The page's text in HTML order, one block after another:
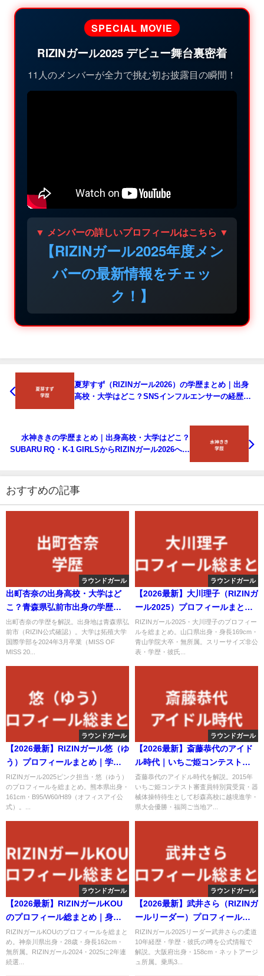
SPECIAL MOVIE
RIZINガール2025 デビュー舞台裏密着
11人のメンバーが全力で挑む初お披露目の瞬間！
▼ メンバーの詳しいプロフィールはこちら ▼
【RIZINガール2025年度メン
バーの最新情報をチェッ
ク！】
夏芽すず（RIZINガール2026）の学歴まとめ｜出身
高校・大学はどこ？SNSインフルエンサーの経歴を
水神ききの学歴まとめ｜出身高校・大学はどこ？
SUBARU RQ・K-1 GIRLSからRIZINガール2026への
おすすめの記事
ラウンドガール
出町杏奈の出身高校・大学はど
こ？青森県弘前市出身の学歴と
拓殖大学国際学部卒業を解説
【2026最新】
出町杏奈の学歴を解説。出身地は青森県弘
前市（RIZIN公式確認）。大学は拓殖大学
国際学部を2024年3月卒業（MISS OF
MISS 20...
ラウンドガール
【2026最新】大川理子（RIZINガ
ール2025）プロフィールまとめ
｜スリーサイズ・学歴・彼氏の
噂を公式情報で解説
RIZINガール2025・大川理子のプロフィー
ルを総まとめ。山口県出身・身長169cm・
青山学院大卒・無所属。スリーサイズ非公
表・学歴・彼氏...
ラウンドガール
【2026最新】RIZINガール悠（ゆ
う）プロフィールまとめ｜学
歴・彼氏・スリーサイズを公式
情報で解説
RIZINガール2025ピンク担当・悠（ゆう）
のプロフィールを総まとめ。熊本県出身・
161cm・B95/W60/H89（オフィスアイ公
式）。...
ラウンドガール
【2026最新】斎藤恭代のアイド
ル時代｜いちご姫コンテスト受
賞・器械体操特待生・福岡ご当
地アイドル経歴を解説
斎藤恭代のアイドル時代を解説。2015年
いちご姫コンテスト審査員特別賞受賞・器
械体操特待生として杉森高校に越境進学・
県大会優勝・福岡ご当地ア...
ラウンドガール
【2026最新】RIZINガールKOU
のプロフィール総まとめ｜身
長・経歴・学歴・家族・彼氏ま
で整理
RIZINガールKOUのプロフィールを総まと
め。神奈川県出身・28歳・身長162cm・
無所属。RIZINガール2024・2025に2年連
続選...
ラウンドガール
【2026最新】武井さら（RIZINガ
ールリーダー）プロフィールま
とめ｜柔道経歴・学歴・彼氏の
噂を公式情報で解説
RIZINガール2025リーダー武井さらの柔道
10年経歴・学歴・彼氏の噂を公式情報で
解説。大阪府出身・158cm・ネットアージ
ュ所属。乗馬3...